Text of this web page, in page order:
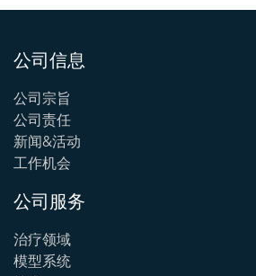
公司信息
公司宗旨
公司责任
新闻&活动
工作机会
公司服务
治疗领域
模型系统